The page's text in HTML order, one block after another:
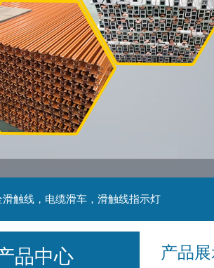
触线，电缆滑车，滑触线指示灯
产品
品中心